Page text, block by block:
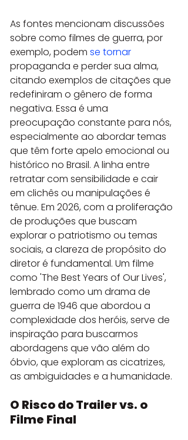
As fontes mencionam discussões
sobre como filmes de guerra, por
exemplo, podem se tornar
propaganda e perder sua alma,
citando exemplos de citações que
redefiniram o gênero de forma
negativa. Essa é uma
preocupação constante para nós,
especialmente ao abordar temas
que têm forte apelo emocional ou
histórico no Brasil. A linha entre
retratar com sensibilidade e cair
em clichês ou manipulações é
tênue. Em 2026, com a proliferação
de produções que buscam
explorar o patriotismo ou temas
sociais, a clareza de propósito do
diretor é fundamental. Um filme
como 'The Best Years of Our Lives',
lembrado como um drama de
guerra de 1946 que abordou a
complexidade dos heróis, serve de
inspiração para buscarmos
abordagens que vão além do
óbvio, que exploram as cicatrizes,
as ambiguidades e a humanidade.
O Risco do Trailer vs. o
Filme Final